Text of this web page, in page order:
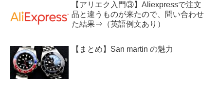
【アリエク入門③】Aliexpressで注文
品と違うものが来たので、問い合わせ
た結果⇒（英語例文あり）
【まとめ】San martin の魅力